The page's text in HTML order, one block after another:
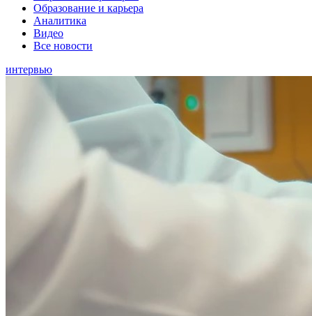
Образование и карьера
Аналитика
Видео
Все новости
интервью